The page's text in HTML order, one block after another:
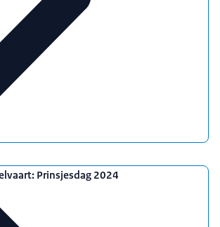
Prinsjesdag 2024